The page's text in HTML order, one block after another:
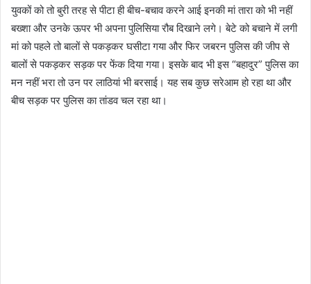
युवकों को तो बुरी तरह से पीटा ही बीच-बचाव करने आई इनकी मां तारा को भी नहीं
बख्शा और उनके ऊपर भी अपना पुलिसिया रौब दिखाने लगे। बेटे को बचाने में लगी
मां को पहले तो बालों से पकड़कर घसीटा गया और फिर जबरन पुलिस की जीप से
बालों से पकड़कर सड़क पर फेंक दिया गया। इसके बाद भी इस “बहादुर” पुलिस का
मन नहीं भरा तो उन पर लाठियां भी बरसाई। यह सब कुछ सरेआम हो रहा था और
बीच सड़क पर पुलिस का तांडव चल रहा था।